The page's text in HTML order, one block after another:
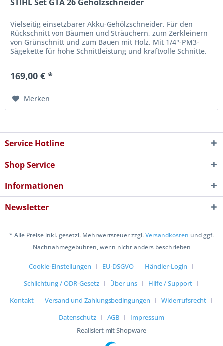
STIHL Set GTA 26 Gehölzschneider
Vielseitig einsetzbarer Akku-Gehölzschneider. Für den
Rückschnitt von Bäumen und Sträuchern, zum Zerkleinern
von Grünschnitt und zum Bauen mit Holz. Mit 1/4"-PM3-
Sägekette für hohe Schnittleistung und kraftvolle Schnitte.
169,00 € *
Merken
Service Hotline
Shop Service
Informationen
Newsletter
* Alle Preise inkl. gesetzl. Mehrwertsteuer zzgl.Versandkosten und ggf.
Nachnahmegebühren, wenn nicht anders beschrieben
Cookie-Einstellungen EU-DSGVO
Händler-Login
Schlichtung / ODR-Gesetz
Über uns
Hilfe / Support
Kontakt
Versand und Zahlungsbedingungen
Widerrufsrecht
Datenschutz
AGB
Impressum
Realisiert mit Shopware